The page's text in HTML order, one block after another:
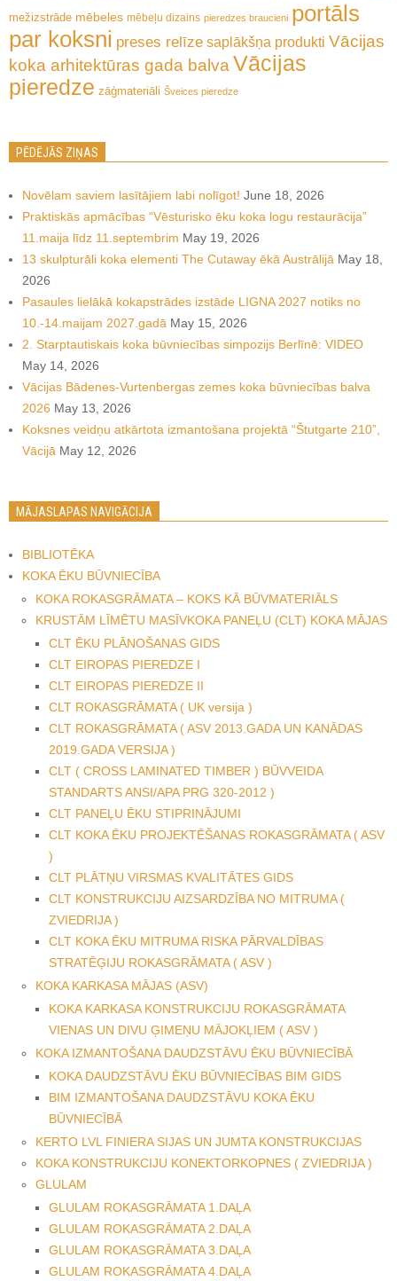
mežizstrāde mēbeles mēbeļu dizains pieredzes braucieni portāls
par koksni preses relīze saplākšņa produkti Vācijas
koka arhitektūras gada balvaVācijas
pieredze zāģmateriāli Šveices pieredze
PĒDĒJĀS ZIŅAS
Novēlam saviem lasītājiem labi nolīgot! June 18, 2026
Praktiskās apmācības “Vēsturisko ēku koka logu restaurācija”
11.maija līdz 11.septembrim May 19, 2026
13 skulpturāli koka elementi The Cutaway ēkā Austrālijā May 18,
2026
Pasaules lielākā kokapstrādes izstāde LIGNA 2027 notiks no
10.-14.maijam 2027.gadā May 15, 2026
2. Starptautiskais koka būvniecības simpozijs Berlīnē: VIDEO
May 14, 2026
Vācijas Bādenes-Vurtenbergas zemes koka būvniecības balva
2026 May 13, 2026
Koksnes veidņu atkārtota izmantošana projektā “Štutgarte 210”,
Vācijā May 12, 2026
MĀJASLAPAS NAVIGĀCIJA
BIBLIOTĒKA
KOKA ĒKU BŪVNIECĪBA
KOKA ROKASGRĀMATA – KOKS KĀ BŪVMATERIĀLS
KRUSTĀM LĪMĒTU MASĪVKOKA PANEĻU (CLT) KOKA MĀJAS
CLT ĒKU PLĀNOŠANAS GIDS
CLT EIROPAS PIEREDZE I
CLT EIROPAS PIEREDZE II
CLT ROKASGRĀMATA ( UK versija )
CLT ROKASGRĀMATA ( ASV 2013.GADA UN KANĀDAS
2019.GADA VERSIJA )
CLT ( CROSS LAMINATED TIMBER ) BŪVVEIDA
STANDARTS ANSI/APA PRG 320-2012 )
CLT PANEĻU ĒKU STIPRINĀJUMI
CLT KOKA ĒKU PROJEKTĒŠANAS ROKASGRĀMATA ( ASV
)
CLT PLĀTŅU VIRSMAS KVALITĀTES GIDS
CLT KONSTRUKCIJU AIZSARDZĪBA NO MITRUMA (
ZVIEDRIJA )
CLT KOKA ĒKU MITRUMA RISKA PĀRVALDĪBAS
STRATĒĢIJU ROKASGRĀMATA ( ASV )
KOKA KARKASA MĀJAS (ASV)
KOKA KARKASA KONSTRUKCIJU ROKASGRĀMATA
VIENAS UN DIVU ĢIMEŅU MĀJOKĻIEM ( ASV )
KOKA IZMANTOŠANA DAUDZSTĀVU ĒKU BŪVNIECĪBĀ
KOKA DAUDZSTĀVU ĒKU BŪVNIECĪBAS BIM GIDS
BIM IZMANTOŠANA DAUDZSTĀVU KOKA ĒKU
BŪVNIECĪBĀ
KERTO LVL FINIERA SIJAS UN JUMTA KONSTRUKCIJAS
KOKA KONSTRUKCIJU KONEKTORKOPNES ( ZVIEDRIJA )
GLULAM
GLULAM ROKASGRĀMATA 1.DAĻA
GLULAM ROKASGRĀMATA 2.DAĻA
GLULAM ROKASGRĀMATA 3.DAĻA
GLULAM ROKASGRĀMATA 4.DAĻA